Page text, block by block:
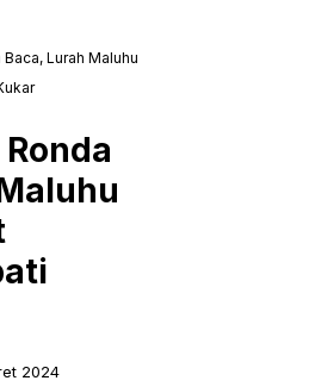
Lurah Maluhu
2024